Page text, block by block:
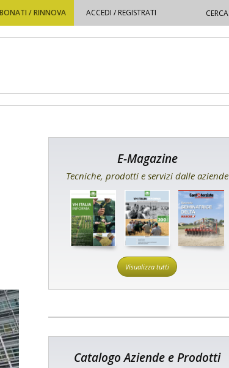
/ RINNOVA ACCEDI / REGISTRATI
E-Magazine
Tecniche, prodotti e servizi dalle aziende
Visualizza tutti
Catalogo Aziende e Prodotti